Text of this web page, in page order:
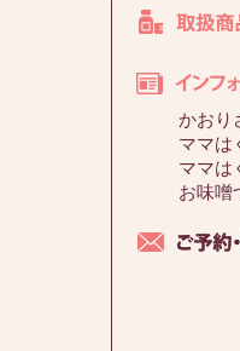
かおり
ママは
ママは
お味噌